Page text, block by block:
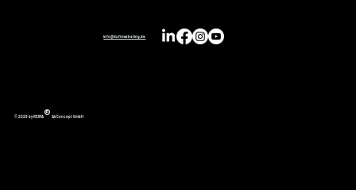
info@duftmarketing.de
© 2026 by REIMA® AirConcept GmbH